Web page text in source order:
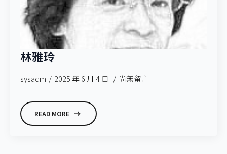
林雅玲
sysadm 2025 年 6 月 4 日 尚無留言
READ MORE